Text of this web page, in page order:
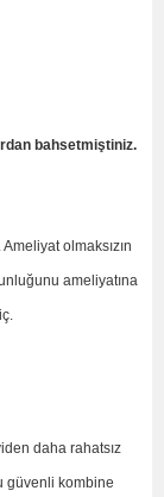
bahsetmiştiniz.
olmaksızın
ameliyatına
daha rahatsız
güvenli kombine